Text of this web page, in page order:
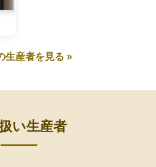
生産者を見る »
い生産者